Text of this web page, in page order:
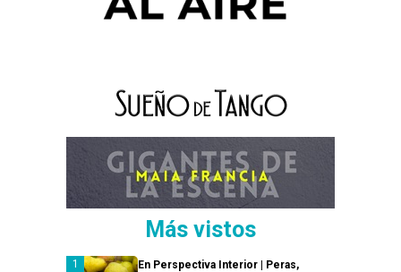
Más vistos
En Perspectiva Interior | Peras,